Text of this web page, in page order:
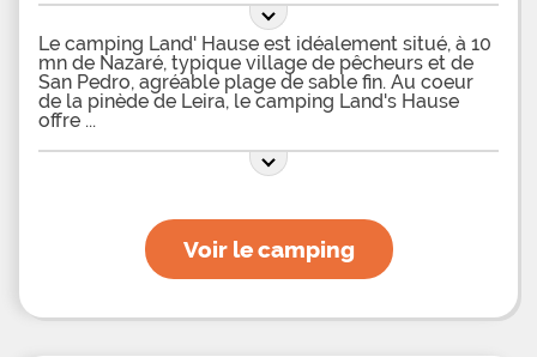
Le camping Land' Hause est idéalement situé, à 10
mn de Nazaré, typique village de pêcheurs et de
San Pedro, agréable plage de sable fin. Au coeur
de la pinède de Leira, le camping Land's Hause
offre
Voir le camping